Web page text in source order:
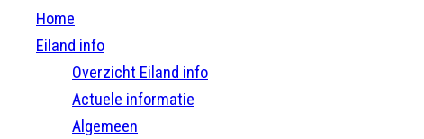
Home
Eiland info
Overzicht Eiland info
Actuele informatie
Algemeen